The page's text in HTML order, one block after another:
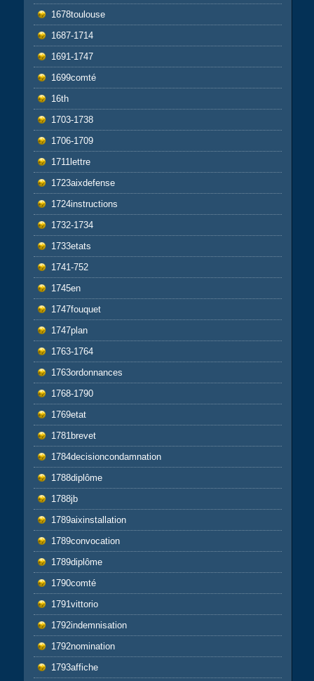
1678toulouse
1687-1714
1691-1747
1699comté
16th
1703-1738
1706-1709
1711lettre
1723aixdefense
1724instructions
1732-1734
1733etats
1741-752
1745en
1747fouquet
1747plan
1763-1764
1763ordonnances
1768-1790
1769etat
1781brevet
1784decisioncondamnation
1788diplôme
1788jb
1789aixinstallation
1789convocation
1789diplôme
1790comté
1791vittorio
1792indemnisation
1792nomination
1793affiche